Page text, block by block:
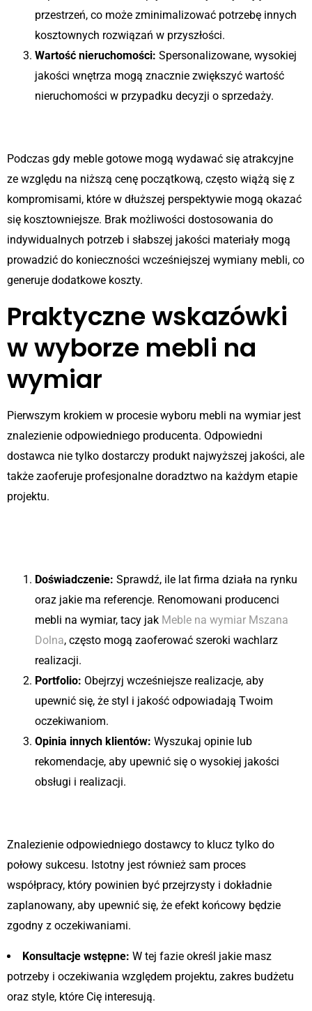
przestrzeń, co może zminimalizować potrzebę innych
kosztownych rozwiązań w przyszłości.
Wartość nieruchomości: Spersonalizowane, wysokiej
jakości wnętrza mogą znacznie zwiększyć wartość
nieruchomości w przypadku decyzji o sprzedaży.
Podczas gdy meble gotowe mogą wydawać się atrakcyjne
ze względu na niższą cenę początkową, często wiążą się z
kompromisami, które w dłuższej perspektywie mogą okazać
się kosztowniejsze. Brak możliwości dostosowania do
indywidualnych potrzeb i słabszej jakości materiały mogą
prowadzić do konieczności wcześniejszej wymiany mebli, co
generuje dodatkowe koszty.
Praktyczne wskazówki
w wyborze mebli na
wymiar
Pierwszym krokiem w procesie wyboru mebli na wymiar jest
znalezienie odpowiedniego producenta. Odpowiedni
dostawca nie tylko dostarczy produkt najwyższej jakości, ale
także zaoferuje profesjonalne doradztwo na każdym etapie
projektu.
Doświadczenie: Sprawdź, ile lat firma działa na rynku
oraz jakie ma referencje. Renomowani producenci
mebli na wymiar, tacy jak Meble na wymiar Mszana
Dolna, często mogą zaoferować szeroki wachlarz
realizacji.
Portfolio: Obejrzyj wcześniejsze realizacje, aby
upewnić się, że styl i jakość odpowiadają Twoim
oczekiwaniom.
Opinia innych klientów: Wyszukaj opinie lub
rekomendacje, aby upewnić się o wysokiej jakości
obsługi i realizacji.
Znalezienie odpowiedniego dostawcy to klucz tylko do
połowy sukcesu. Istotny jest również sam proces
współpracy, który powinien być przejrzysty i dokładnie
zaplanowany, aby upewnić się, że efekt końcowy będzie
zgodny z oczekiwaniami.
Konsultacje wstępne: W tej fazie określ jakie masz
potrzeby i oczekiwania względem projektu, zakres budżetu
oraz style, które Cię interesują.